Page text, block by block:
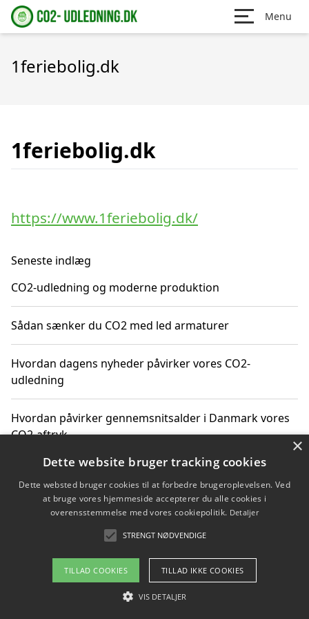
Menu
1feriebolig.dk
1feriebolig.dk
https://www.1feriebolig.dk/
Seneste indlæg
CO2-udledning og moderne produktion
Sådan sænker du CO2 med led armaturer
Hvordan dagens nyheder påvirker vores CO2-
udledning
Hvordan påvirker gennemsnitsalder i Danmark vores
CO2-aftryk
Hvordan nyheder om CO2-udledning påvirker vores
hverdag
Om / kontakt
Blog Betingelser
×
Dette website bruger tracking cookies
Dette websted bruger cookies til at forbedre brugeroplevelsen. Ved
at bruge vores hjemmeside accepterer du alle cookies i
overensstemmelse med vores cookiepolitik. Detaljer
STRENGT NØDVENDIGE
TILLAD COOKIES TILLAD IKKE COOKIES
VIS DETALJER